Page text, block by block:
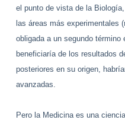
el punto de vista de la
las áreas más experimentales
obligada a un segundo
beneficiaría de los resultados
posteriores en su origen,
avanzadas.
Pero la Medicina es una